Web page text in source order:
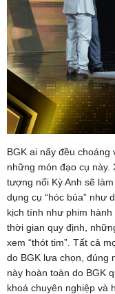
BGK ai nấy đều choáng
những món đạo cụ này.
tượng nổi Kỳ Anh sẽ
dụng cụ “hóc búa” như
kịch tính như phim
thời gian quy định,
xem “thót tim”. Tất cả
do BGK lựa chọn, đúng
này hoàn toàn do BGK
khoá chuyên nghiệp và